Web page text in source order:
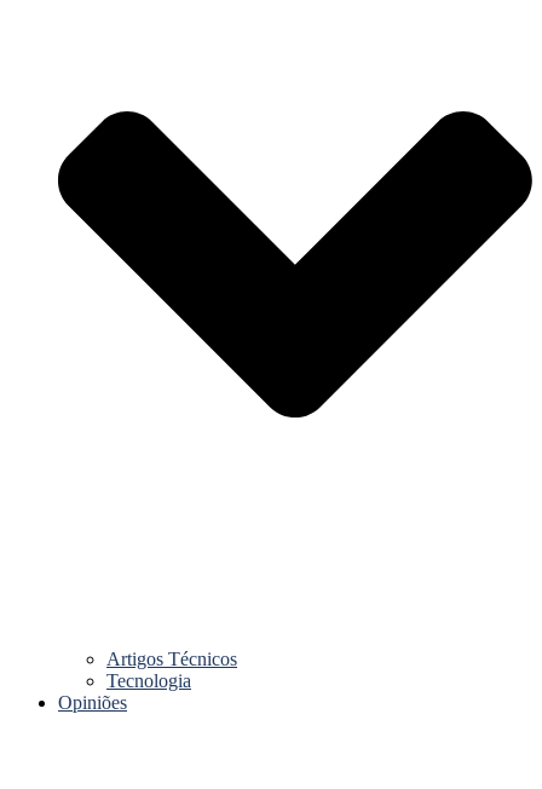
Artigos Técnicos
Tecnologia
Opiniões